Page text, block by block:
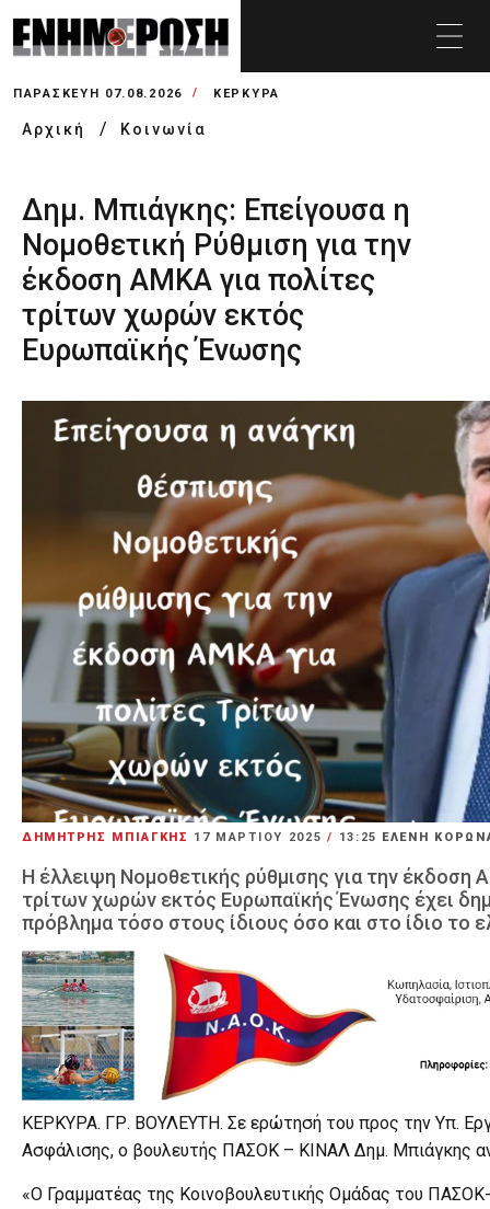
ΠΑΡΑΣΚΕΥΉ 07.08.2026 ΚΕΡΚΥΡΑ
Αρχική Κοινωνία
Δημ. Μπιάγκης: Επείγουσα η
Nομοθετική Ρύθμιση για την
έκδοση ΑΜΚΑ για πολίτες
τρίτων χωρών εκτός
Ευρωπαϊκής Ένωσης
ΔΗΜΗΤΡΗΣ ΜΠΙΑΓΚΗΣ 17 ΜΑΡΤΊΟΥ 2025/ 13:25 ΕΛΕΝΗ
Η έλλειψη Νομοθετικής ρύθμισης για την έκδοση
τρίτων χωρών εκτός Ευρωπαϊκής Ένωσης έχει
πρόβλημα τόσο στους ίδιους όσο και στο ίδιο το
ΚΕΡΚΥΡΑ. ΓΡ. ΒΟΥΛΕΥΤΗ. Σε ερώτησή του προς την Υπ.
Ασφάλισης, ο βουλευτής ΠΑΣΟΚ – ΚΙΝΑΛ Δημ. Μπιάγκης
«Ο Γραμματέας της Κοινοβουλευτικής Ομάδας του